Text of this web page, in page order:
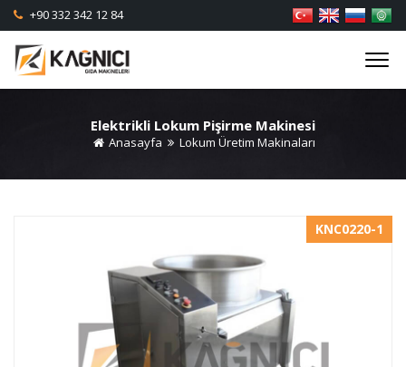
+90 332 342 12 84
Elektrikli Lokum Pişirme Makinesi
Anasayfa Lokum Üretim Makinaları
KNC0220-1